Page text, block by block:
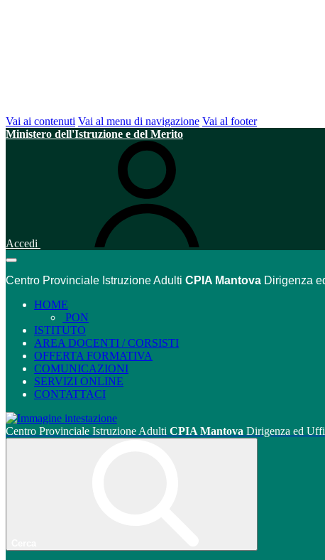
Vai ai contenuti Vai al menu di navigazione Vai al footer
Ministero dell'Istruzione e del Merito
Accedi
Centro Provinciale Istruzione Adulti CPIA Mantova Dirigenza
HOME
PON
ISTITUTO
AREA DOCENTI / CORSISTI
OFFERTA FORMATIVA
COMUNICAZIONI
SERVIZI ONLINE
CONTATTACI
Centro Provinciale Istruzione Adulti CPIA Mantova Dirigenza ed